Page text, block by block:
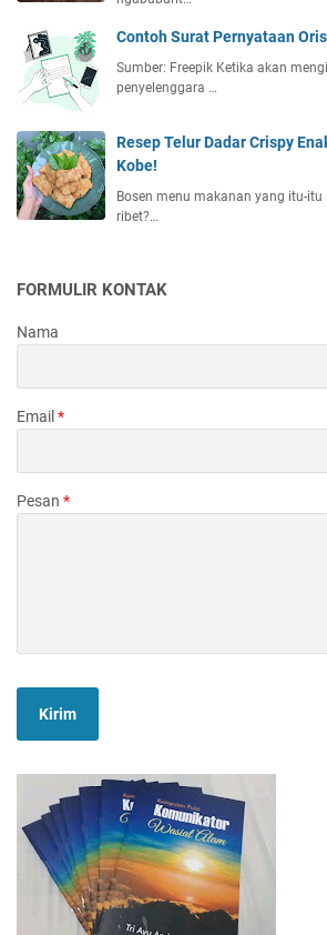
Contoh Surat Pernyataan
Sumber: Freepik Ketika akan
penyelenggara …
Resep Telur Dadar Crispy
Kobe!
Bosen menu makanan yang itu-
ribet?…
FORMULIR KONTAK
Nama
Email *
Pesan *